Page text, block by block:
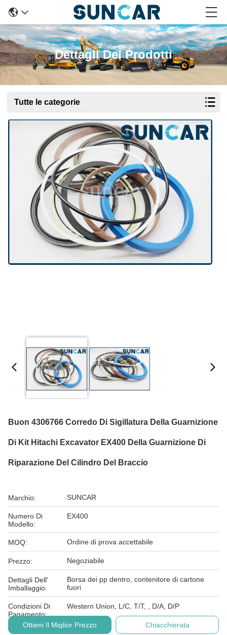
Dettagli Dei Prodotti
Tutte le categorie
Buon 4306766 Corredo Di Sigillatura Della Guarnizione
Di Kit Hitachi Excavator EX400 Della Guarnizione Di
Riparazione Del Cilindro Del Braccio
Marchio: SUNCAR
Numero Di
Modello:
EX400
MOQ: Ordine di prova accettabile
Prezzo: Negoziabile
Dettagli Dell'
Imballaggio:
Borsa dei pp dentro, contenitore di cartone
fuori
Condizioni Di
Pagamento:
Western Union, L/C, T/T, , D/A, D/P
Ottieni Il Miglior Prezzo Chiacchierata